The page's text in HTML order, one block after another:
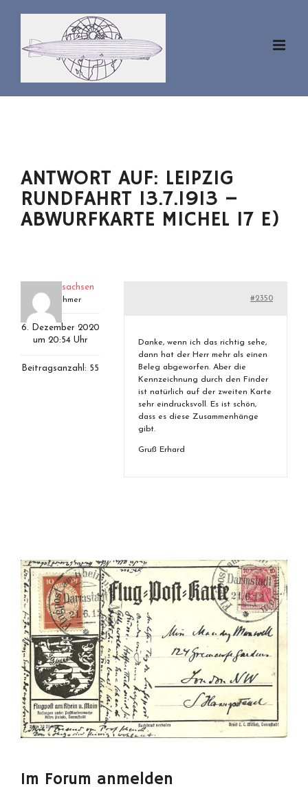
springen
ANTWORT AUF: LEIPZIG
RUNDFAHRT 13.7.1913 –
ABWURFKARTE MICHEL 17 E)
erhardlz17sachsen
Teilnehmer
6. Dezember 2020
um 20:54 Uhr
Beitragsanzahl: 55
#2350
Danke, wenn ich das richtig sehe,
dann hat der Herr mehr als einen
Beleg abgeworfen. Aber die
Kennzeichnung durch den Finder
ist natürlich auf der zweiten Karte
sehr eindrucksvoll. Es ist schön,
dass es diese Zusammenhänge
gibt.
Gruß Erhard
Im Forum anmelden